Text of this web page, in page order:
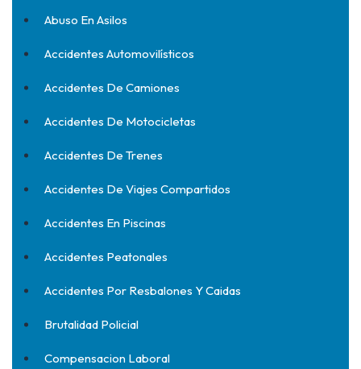
Abuso En Asilos
Accidentes Automovilísticos
Accidentes De Camiones
Accidentes De Motocicletas
Accidentes De Trenes
Accidentes De Viajes Compartidos
Accidentes En Piscinas
Accidentes Peatonales
Accidentes Por Resbalones Y Caidas
Brutalidad Policial
Compensacion Laboral